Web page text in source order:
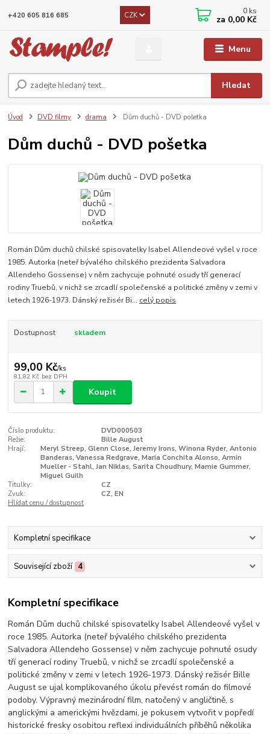
Menu
CZK
Hledat
+420 605 816 685 0 ks
za 0,00 Kč
Úvod DVD filmy drama Dům duchů - DVD pošetka
Dům duchů - DVD pošetka
Román Dům duchů chilské spisovatelky Isabel Allendeové vyšel v roce
1985. Autorka (neteř bývalého chilského prezidenta Salvadora
Allendeho Gossense) v něm zachycuje pohnuté osudy tří generací
rodiny Truebů, v nichž se zrcadlí společenské a politické změny v zemi v
letech 1926-1973. Dánský režisér Bi... celý popis
Dostupnost skladem
99,00 Kč/ks
81,82 Kč bez DPH
Koupit
Číslo produktu:
DVD000503
Režie:
Bille August
Hrají:
Meryl Streep, Glenn Close, Jeremy Irons, Winona Ryder, Antonio
Banderas, Vanessa Redgrave, Maria Conchita Alonso, Armin
Mueller - Stahl, Jan Niklas, Sarita Choudhury, Mamie Gummer,
Miguel Guilh
Titulky:
CZ
Zvuk:
CZ, EN
Hlídat cenu / dostupnost
Kompletní specifikace
Související zboží 4
Kompletní specifikace
Román Dům duchů chilské spisovatelky Isabel Allendeové vyšel v
roce 1985. Autorka (neteř bývalého chilského prezidenta
Salvadora Allendeho Gossense) v něm zachycuje pohnuté osudy
tří generací rodiny Truebů, v nichž se zrcadlí společenské a
politické změny v zemi v letech 1926-1973. Dánský režisér Bille
August se ujal komplikovaného úkolu převést román do filmové
podoby. Výpravný mezinárodní film, natočený v angličtině, s
anglickými a americkými hvězdami, je pokusem vytvořit v popředí
historické fresky osobitou reflexi individuálních příběhů několika